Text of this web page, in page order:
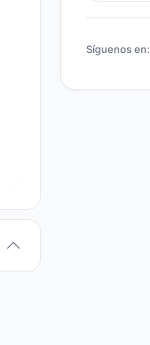
Síguenos en: